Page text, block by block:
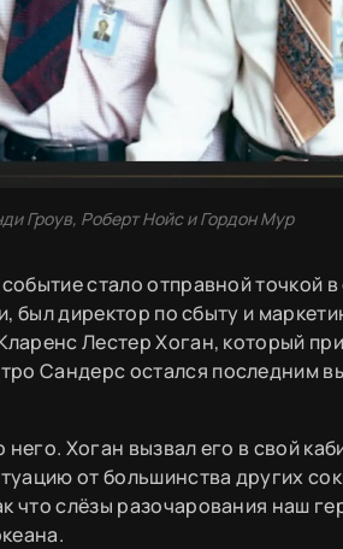
Гроув, Роберт Нойс и Гордон Мур
стало отправной точкой
был директор по сбыту и
Лестер Хоган, который
Сандерс остался последним
Хоган вызвал его в свой
от большинства других
что слёзы разочарования наш